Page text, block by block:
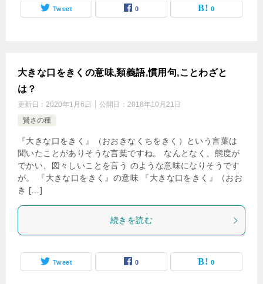
Tweet 0 0
大きな口をきくの意味,類義語,慣用句,ことわざと
は？
更新日： 2020年1月6日 公開日： 2018年10月21日
賢さの種
『大きな口をきく』（おおきなくちをきく）という言葉は
聞いたことがありそうな言葉ですね。 なんとなく、態度が
でかい、図々しいことを言う のような意味になりそうです
が。 『大きな口をきく』の意味 『大きな口をきく』（おお
き […]
続きを読む
Tweet 0 0